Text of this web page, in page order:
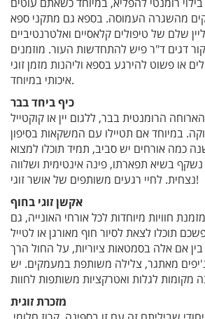
מהשגרה העמוסה. בספא גם מתקני ספא
שלם של טיפולים קלאסיים ואלטרנטיביים
דגים ד"ר פיש להתחדשות העור. מוזמנים
או פשוט להירגע בספא וליהנות מזמן זוגי
איכותי במיוחד.
כיף ביחד בבר
הרומנטית בבר, ללגום יין או קוקטייל
במיוחד אם תטיילו עם המשקאות בסיפון
כמה אורחים יש סביב, תמיד תוכלו למצוא
בשיא תפארתו, פינה אינטימית ושלווה
נצחית. לחיי רגעים משותפים של אושר זוגי!
אקשן זוגי בחוף
חוויות מיוחדות לכל אורחי האונייה, גם
תוכלו לצאת לסיור חוף מאורגן או לטייל
אם אלה בסמטאות ציוריות, על החול הרך
ג'יפים מאתגר, צלילה משותפת במעמקים. יש
מזכרת זוגית